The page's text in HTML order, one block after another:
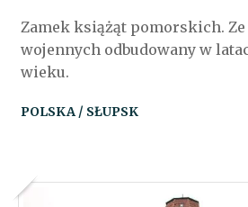
Zamek książąt pomorskich.
wojennych odbudowany w
wieku.
POLSKA / SŁUPSK